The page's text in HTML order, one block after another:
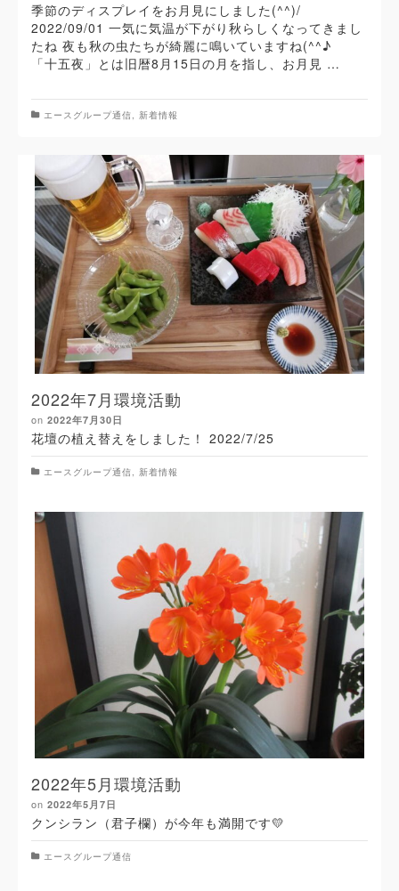
季節のディスプレイをお月見にしました(^^)/
2022/09/01 一気に気温が下がり秋らしくなってきまし
たね 夜も秋の虫たちが綺麗に鳴いていますね(^^♪
「十五夜」とは旧暦8月15日の月を指し、お月見 …
エースグループ通信, 新着情報
2022年7月環境活動
on 2022年7月30日
花壇の植え替えをしました！ 2022/7/25
エースグループ通信, 新着情報
2022年5月環境活動
on 2022年5月7日
クンシラン（君子欄）が今年も満開です💛
エースグループ通信